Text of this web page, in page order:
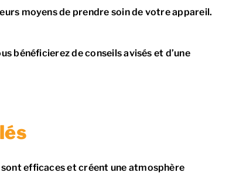
moyens de prendre soin de votre appareil.
bénéficierez de conseils avisés et d’une
efficaces et créent une atmosphère